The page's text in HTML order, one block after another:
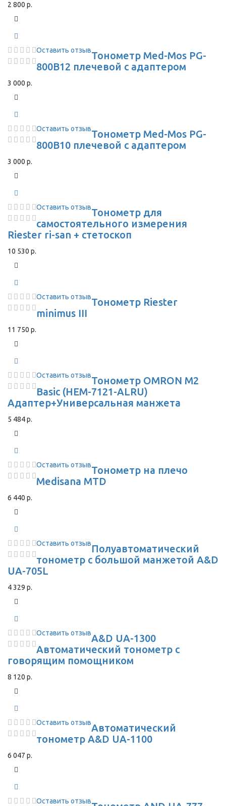
2 800 р.
Оставить отзывТонометр Med-Mos PG-
800B12 плечевой с адаптером
3 000 р.
Оставить отзывТонометр Med-Mos PG-
800B10 плечевой с адаптером
3 000 р.
Оставить отзывТонометр для
самостоятельного измерения
Riester ri-san + стетоскоп
10 530 р.
Оставить отзывТонометр Riester
minimus III
11 750 р.
Оставить отзывТонометр OMRON M2
Basic (HEM-7121-ALRU)
Адаптер+Универсальная манжета
5 484 р.
Оставить отзывТонометр на плечо
Medisana MTD
6 440 р.
Оставить отзывПолуавтоматический
тонометр с большой манжетой A&D
UA-705L
4 329 р.
Оставить отзывA&D UA-1300
Автоматический тонометр с
говорящим помощником
8 120 р.
Оставить отзывАвтоматический
тонометр A&D UA-1100
6 047 р.
Оставить отзыв